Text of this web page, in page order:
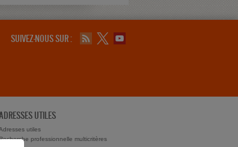
SUIVEZ-NOUS SUR :
ADRESSES UTILES
utiles
professionnelle multicritères